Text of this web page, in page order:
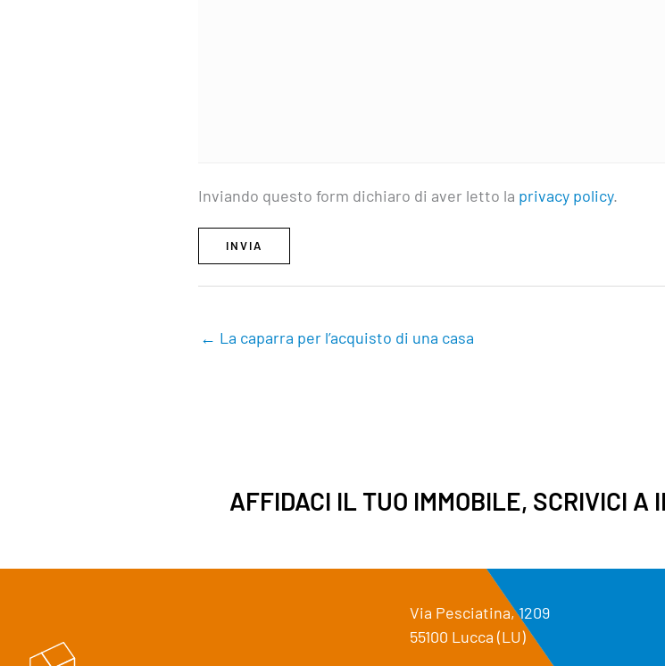
Inviando questo form dichiaro di aver letto la privacy policy.
INVIA
← La caparra per l’acquisto di una casa
AFFIDACI IL TUO IMMOBILE, SCRIVICI A
Via Pesciatina, 1209
55100 Lucca (LU)